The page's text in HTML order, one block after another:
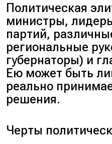
Политическая
министры,
партий,
региональные
губернаторы) и
Ею может быть
реально
решения.
Черты